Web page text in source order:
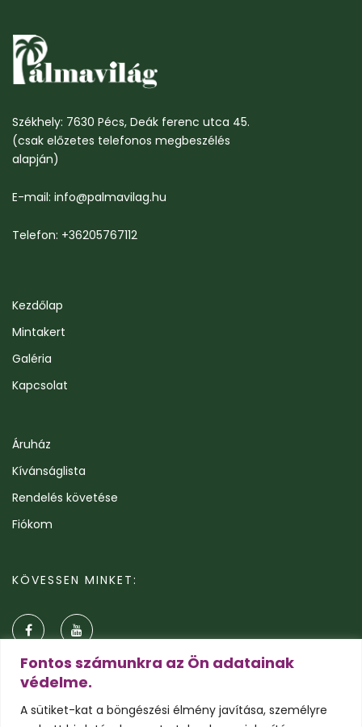
Fontos számunkra az Ön adatainak
védelme.
A sütiket-kat a böngészési élmény javítása, személyre
Székhely: 7630 Pécs, Deák ferenc utca 45.
(csak előzetes telefonos megbeszélés
alapján)
E-mail: info@palmavilag.hu
Telefon: +36205767112
Kezdőlap
Mintakert
Galéria
Kapcsolat
Áruház
Kívánságlista
Rendelés követése
Fiókom
KÖVESSEN MINKET: